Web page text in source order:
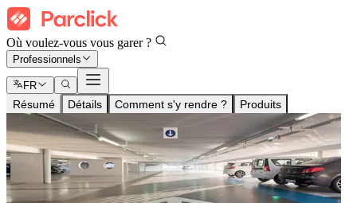
Où voulez-vous vous garer ?
Professionnels
FR
Résumé Détails Comment s'y rendre ? Produits